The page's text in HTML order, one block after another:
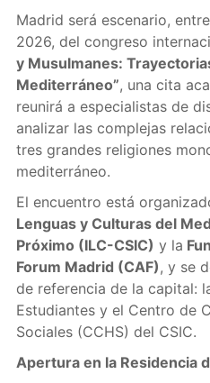
Madrid será escenario,
2026, del congreso
y Musulmanes:
Mediterráneo”, una cita
reunirá a especialistas de
analizar las complejas
tres grandes religiones
mediterráneo.
El encuentro está
Lenguas y Culturas del
Próximo (ILC-CSIC) y la
Forum Madrid (CAF), y se
de referencia de la capital:
Estudiantes y el Centro de
Sociales (CCHS) del CSIC.
Apertura en la Residencia